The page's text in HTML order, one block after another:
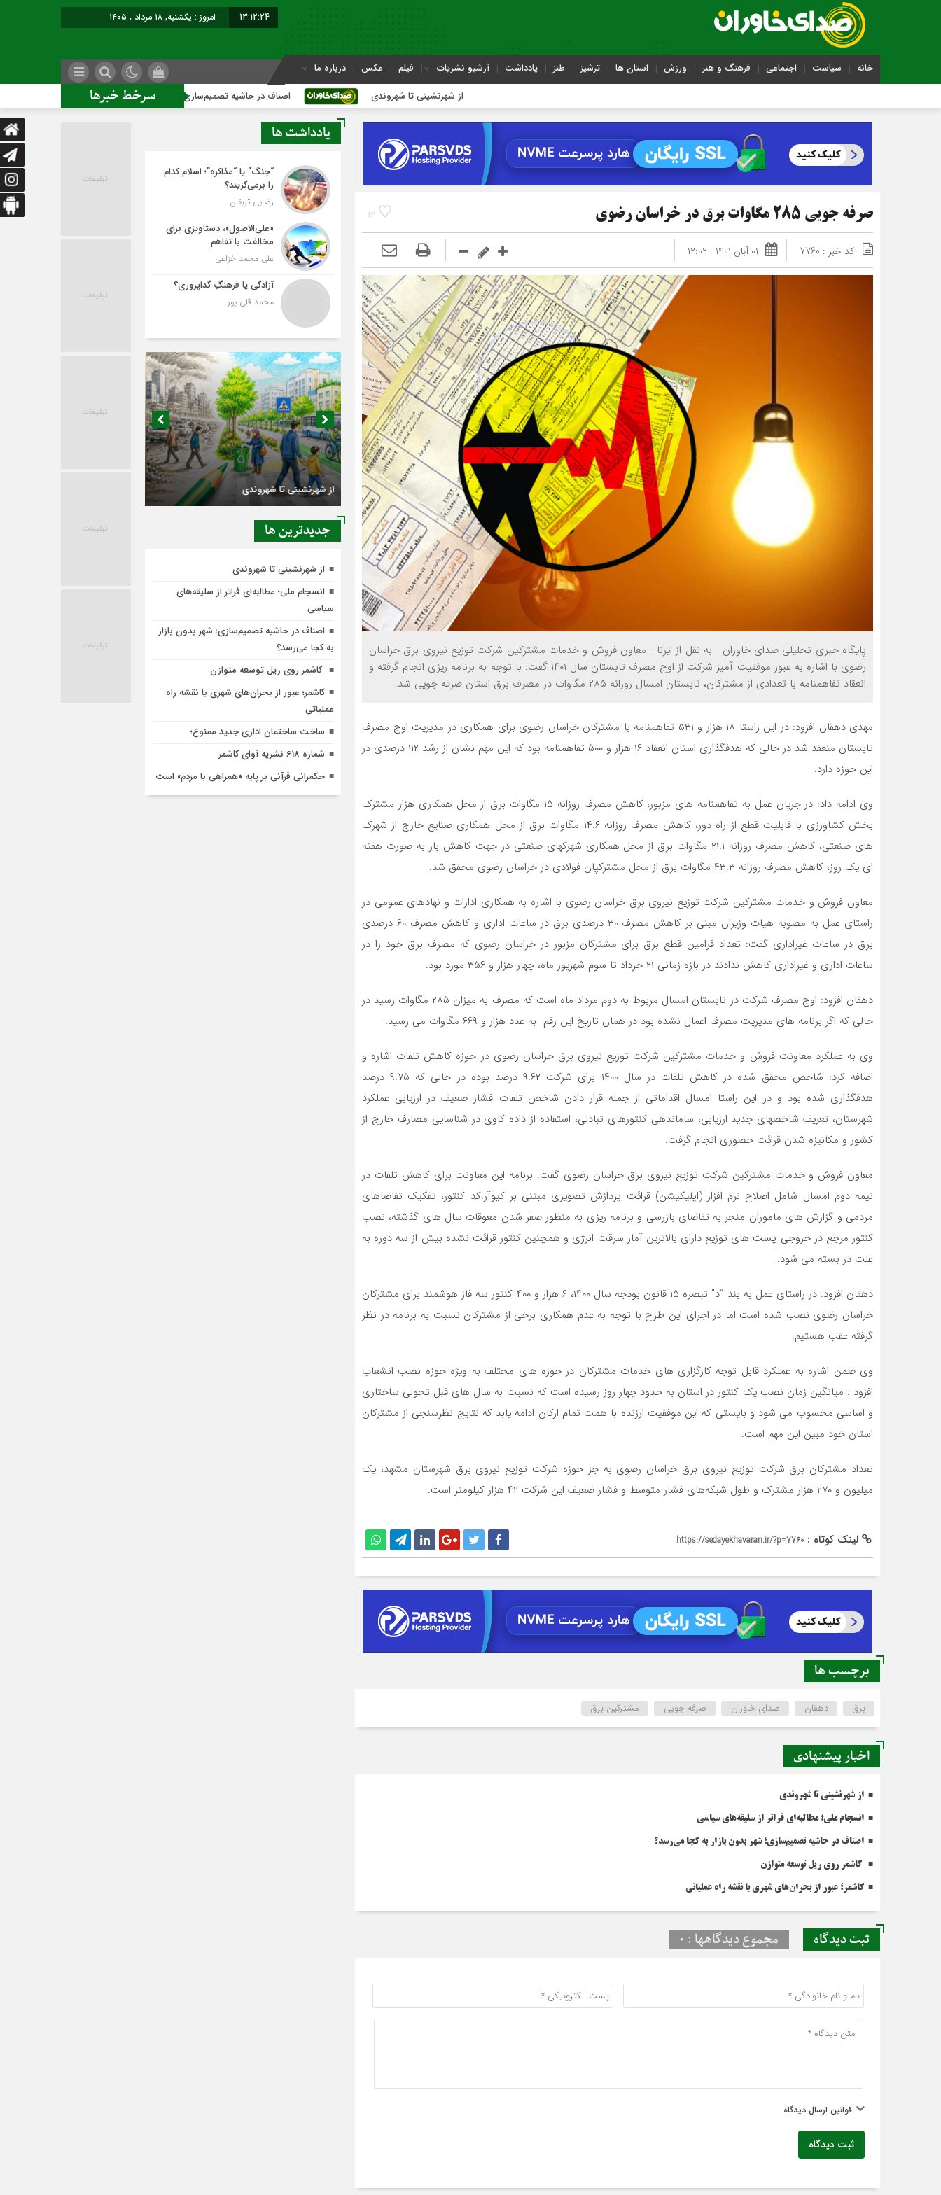
13:12:25 امروز : یکشنبه, ۱۸ مرداد , ۱۴۰۵
خانه سیاست اجتماعی فرهنگ و هنر ورزش استان ها ترشیز طنز یادداشت آرشیو نشریات فیلم عکس درباره ما
سرخط خبرها از شهرنشینی تا شهروندی اصناف در حاشیه تصمیم‌سازی؛ شهر بدون بازار به کجا می‌رسد؟
12 صرفه جویی ۲۸۵ مگاوات برق در خراسان رضوی
کد خبر : 7760 ۰۱ آبان ۱۴۰۱ - ۱۲:۰۲
پایگاه خبری تحلیلی صدای خاوران - به نقل از ایرنا - معاون فروش و خدمات مشترکین شرکت توزیع نیروی برق خراسان
رضوی با اشاره به عبور موفقیت آمیز شرکت از اوج مصرف تابستان سال ۱۴۰۱ گفت: با توجه به برنامه ریزی انجام گرفته و
انعقاد تفاهمنامه با تعدادی از مشترکان، تابستان امسال روزانه ۲۸۵ مگاوات در مصرف برق استان صرفه جویی شد.
مهدی دهقان افزود: در این راستا ۱۸ هزار و ۵۳۱ تفاهمنامه با مشترکان خراسان رضوی برای همکاری در مدیریت اوج مصرف
تابستان منعقد شد در حالی که هدفگذاری استان انعقاد ۱۶ هزار و ۵۰۰ تفاهمنامه بود که این مهم نشان از رشد ۱۱۲ درصدی در
این حوزه دارد.
وی ادامه داد: در جریان عمل به تفاهمنامه های مزبور، کاهش مصرف روزانه ۱۵ مگاوات برق از محل همکاری هزار مشترک
بخش کشاورزی با قابلیت قطع از راه دور، کاهش مصرف روزانه ۱۴.۶ مگاوات برق از محل همکاری صنایع خارج از شهرک
های صنعتی، کاهش مصرف روزانه ۲۱.۱ مگاوات برق از محل همکاری شهرکهای صنعتی در جهت کاهش بار به صورت هفته
ای یک روز، کاهش مصرف روزانه ۴۳.۳ مگاوات برق از محل مشترکپان فولادی در خراسان رضوی محقق شد.
معاون فروش و خدمات مشترکین شرکت توزیع نیروی برق خراسان رضوی با اشاره به همکاری ادارات و نهادهای عمومی در
راستای عمل به مصوبه هیات وزیران مبنی بر کاهش مصرف ۳۰ درصدی برق در ساعات اداری و کاهش مصرف ۶۰ درصدی
برق در ساعات غیراداری گفت: تعداد فرامین قطع برق برای مشترکان مزبور در خراسان رضوی که مصرف برق خود را در
ساعات اداری و غیراداری کاهش ندادند در بازه زمانی ۲۱ خرداد تا سوم شهریور ماه، چهار هزار و ۳۵۶ مورد بود.
دهقان افزود: اوج مصرف شرکت در تابستان امسال مربوط به دوم مرداد ماه است که مصرف به میزان ۲۸۵ مگاوات رسید در
حالی که اگر برنامه های مدیریت مصرف اعمال نشده بود در همان تاریخ این رقم به عدد هزار و ۶۶۹ مگاوات می رسید.
وی به عملکرد معاونت فروش و خدمات مشترکین شرکت توزیع نیروی برق خراسان رضوی در حوزه کاهش تلفات اشاره و
اضافه کرد: شاخص محقق شده در کاهش تلفات در سال ۱۴۰۰ برای شرکت ۹.۶۲ درصد بوده در حالی که ۹.۷۵ درصد
هدفگذاری شده بود و در این راستا امسال اقداماتی از جمله قرار دادن شاخص تلفات فشار ضعیف در ارزیابی عملکرد
شهرستان، تعریف شاخصهای جدید ارزیابی، ساماندهی کنتورهای تبادلی، استفاده از داده کاوی در شناسایی مصارف خارج از
کشور و مکانیزه شدن قرائت حضوری انجام گرفت.
معاون فروش و خدمات مشترکین شرکت توزیع نیروی برق خراسان رضوی گفت: برنامه این معاونت برای کاهش تلفات در
نیمه دوم امسال شامل اصلاح نرم افزار (اپلیکیشن) قرائت پردازش تصویری مبتنی بر کیوآر.کد کنتور، تفکیک تقاضاهای
مردمی و گزارش های ماموران منجر به تقاضای بازرسی و برنامه ریزی به منظور صفر شدن معوقات سال های گذشته، نصب
کنتور مرجع در خروجی پست های توزیع دارای بالاترین آمار سرقت انرژی و همچنین کنتور قرائت نشده بیش از سه دوره به
علت در بسته می شود.
دهقان افزود: در راستای عمل به بند “د” تبصره ۱۵ قانون بودجه سال ۱۴۰۰، ۶ هزار و ۴۰۰ کنتور سه فاز هوشمند برای مشترکان
خراسان رضوی نصب شده است اما در اجرای این طرح با توجه به عدم همکاری برخی از مشترکان نسبت به برنامه در نظر
گرفته عقب هستیم.
وی ضمن اشاره به عملکرد قابل توجه کارگزاری های خدمات مشترکان در حوزه های مختلف به ویژه حوزه نصب انشعاب
افزود : میانگین زمان نصب یک کنتور در استان به حدود چهار روز رسیده است که نسبت به سال های قبل تحولی ساختاری
و اساسی محسوب می شود و بایستی که این موفقیت ارزنده با همت تمام ارکان ادامه یابد که نتایج نظرسنجی از مشترکان
استان خود مبین این مهم است.
تعداد مشترکان برق شرکت توزیع نیروی برق خراسان رضوی به جز حوزه شرکت توزیع نیروی برق شهرستان مشهد، یک
میلیون و ۲۷۰ هزار مشترک و طول شبکه‌های فشار متوسط و فشار ضعیف این شرکت ۴۲ هزار کیلومتر است.
لینک کوتاه : https://sedayekhavaran.ir/?p=7760
برچسب ها
برق دهقان صدای خاوران صرفه جویی مشترکین برق
اخبار پیشنهادی
از شهرنشینی تا شهروندی
انسجام ملی؛ مطالبه‌ای فراتر از سلیقه‌های سیاسی
اصناف در حاشیه تصمیم‌سازی؛ شهر بدون بازار به کجا می‌رسد؟
کاشمر روی ریل توسعه متوازن
کاشمر؛ عبور از بحران‌های شهری با نقشه راه عملیاتی
ثبت دیدگاه مجموع دیدگاهها : 0
قوانین ارسال دیدگاه
ثبت دیدگاه
یادداشت ها
“جنگ” یا “مذاکره”؛ اسلام کدام
را برمی‌گزیند؟
رضایی تربقان
«علی‌الاصول»، دستاویزی برای
مخالفت با تفاهم
علی محمد خزاعی
آزادگی یا فرهنگِ گداپروری؟
محمد قلی پور
اصناف در حاشیه تصمیم‌سازی؛ شهر بدون بازار به
کجا می‌رسد؟
جديدترين ها
از شهرنشینی تا شهروندی
انسجام ملی؛ مطالبه‌ای فراتر از سلیقه‌های
سیاسی
اصناف در حاشیه تصمیم‌سازی؛ شهر بدون بازار
به کجا می‌رسد؟
کاشمر روی ریل توسعه متوازن
کاشمر؛ عبور از بحران‌های شهری با نقشه راه
عملیاتی
ساخت ساختمان اداری جدید ممنوع؛
شماره 618 نشریه آوای کاشمر
حکمرانی قرآنی بر پایه «همراهی با مردم» است